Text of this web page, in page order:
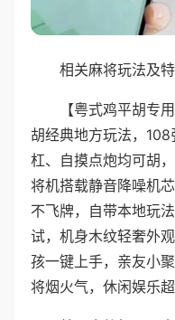
相关麻将玩法及
【粤式鸡平胡专
胡经典地方玩法，
杠、自摸点炮均可胡
将机搭载静音降噪机
不飞牌，自带本地玩
试，机身木纹轻奢外
孩一键上手，亲友小
将烟火气，休闲娱乐超